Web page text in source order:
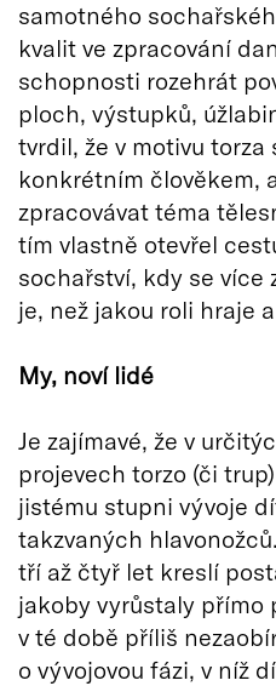
samotného
kvalit ve zpracování
schopnosti rozehrát
ploch, výstupků,
tvrdil, že v motivu torza
konkrétním člověkem,
zpracovávat téma
tím vlastně otevřel
sochařství, kdy se více
je, než jakou roli hraje
My, noví lidé
Je zajímavé, že v
projevech torzo (či
jistému stupni vývoje
takzvaných
tří až čtyř let kreslí
jakoby vyrůstaly přímo
v té době příliš
o vývojovou fázi, v níž